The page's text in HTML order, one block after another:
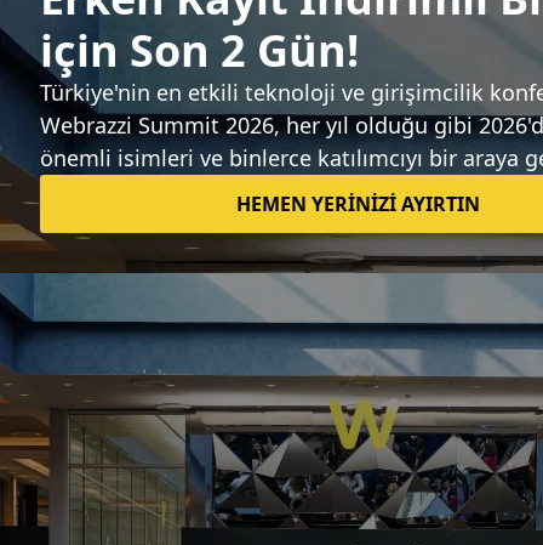
Sıradaki haber
Tatilbudur.com'un çatı şirketi Mika Tur
57,5 milyon liraya el değiştiriyor